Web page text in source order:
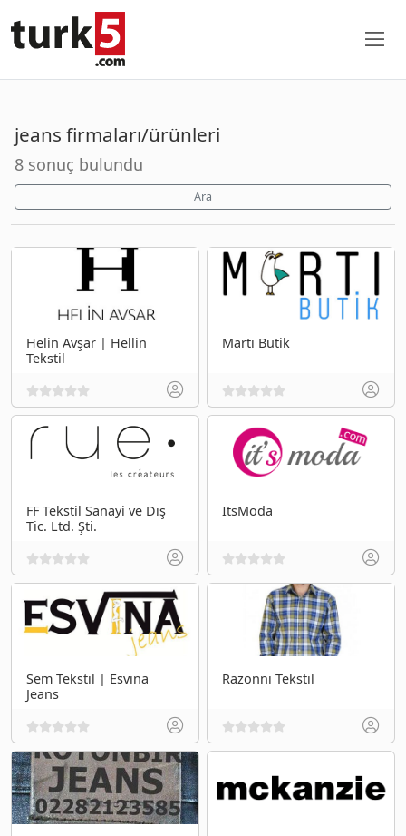
jeans firmaları/ürünleri
8 sonuç bulundu
Ara
Helin Avşar | Hellin
Tekstil
Martı Butik
FF Tekstil Sanayi ve Dış
Tic. Ltd. Şti.
ItsModa
Sem Tekstil | Esvina
Jeans
Razonni Tekstil